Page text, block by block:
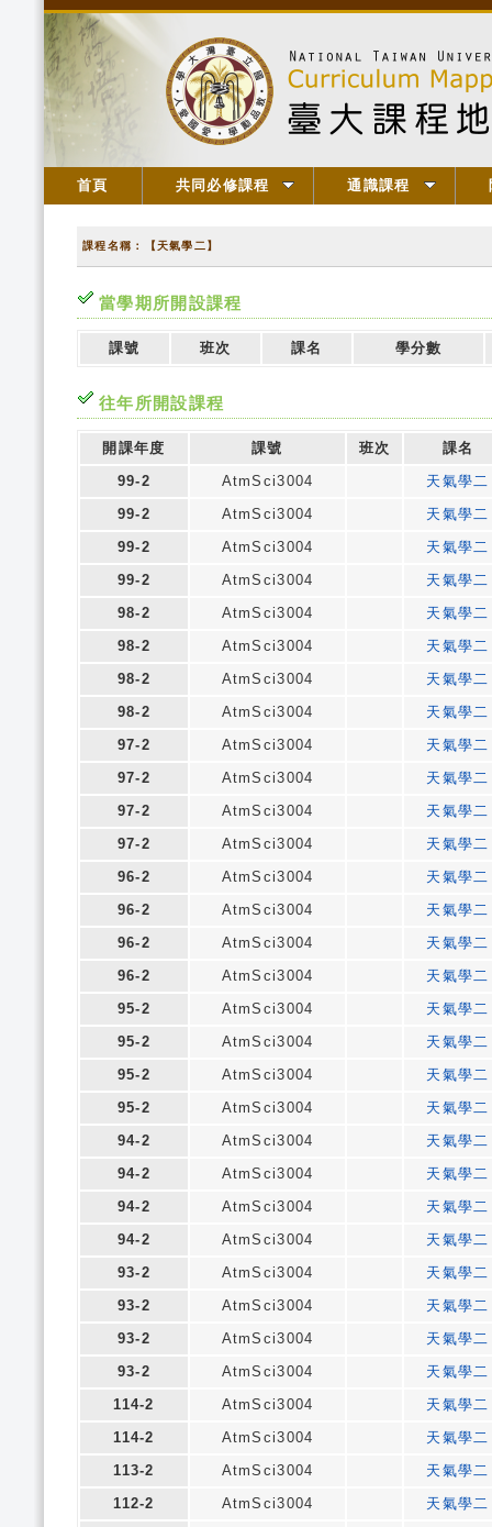
首頁 共同必修課程 通識課程
課程名稱：【天氣學二】
當學期所開設課程
課號 班次 課名 學分數
往年所開設課程
開課年度 課號 班次
課名
99-2
AtmSci3004
天氣學二
99-2
AtmSci3004
天氣學二
99-2
AtmSci3004
天氣學二
99-2
AtmSci3004
天氣學二
98-2
AtmSci3004
天氣學二
98-2
AtmSci3004
天氣學二
98-2
AtmSci3004
天氣學二
98-2
AtmSci3004
天氣學二
97-2
AtmSci3004
天氣學二
97-2
AtmSci3004
天氣學二
97-2
AtmSci3004
天氣學二
97-2
AtmSci3004
天氣學二
96-2
AtmSci3004
天氣學二
96-2
AtmSci3004
天氣學二
96-2
AtmSci3004
天氣學二
96-2
AtmSci3004
天氣學二
95-2
AtmSci3004
天氣學二
95-2
AtmSci3004
天氣學二
95-2
AtmSci3004
天氣學二
95-2
AtmSci3004
天氣學二
94-2
AtmSci3004
天氣學二
94-2
AtmSci3004
天氣學二
94-2
AtmSci3004
天氣學二
94-2
AtmSci3004
天氣學二
93-2
AtmSci3004
天氣學二
93-2
AtmSci3004
天氣學二
93-2
AtmSci3004
天氣學二
93-2
AtmSci3004
天氣學二
114-2
AtmSci3004
天氣學二
114-2
AtmSci3004
天氣學二
113-2
AtmSci3004
天氣學二
112-2
AtmSci3004
天氣學二